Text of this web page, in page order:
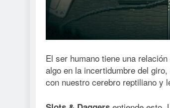
El ser humano tiene una
algo en la incertidumbre del giro,
con nuestro cerebro reptiliano y